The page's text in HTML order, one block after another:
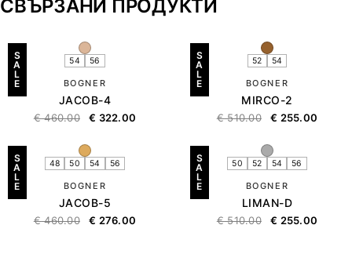
СВЪРЗАНИ ПРОДУКТИ
S
A
L
E
54 56
BOGNER
JACOB-4
€460.00 € 322.00
S
A
L
E
52 54
BOGNER
MIRCO-2
€510.00 € 255.00
S
A
L
E
48 50 54 56
BOGNER
JACOB-5
€460.00 € 276.00
S
A
L
E
50 52 54 56
BOGNER
LIMAN-D
€510.00 € 255.00